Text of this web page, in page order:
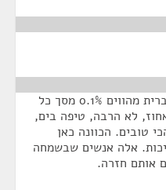
1,409 אנשי סגל שהיו בארצות-הברית מהווים 0.1% מסך כל
לא הרבה, טיפה בים,
טובים. הכוונה כאן
אלה אנשים שבשמחה
אותם חזרה.